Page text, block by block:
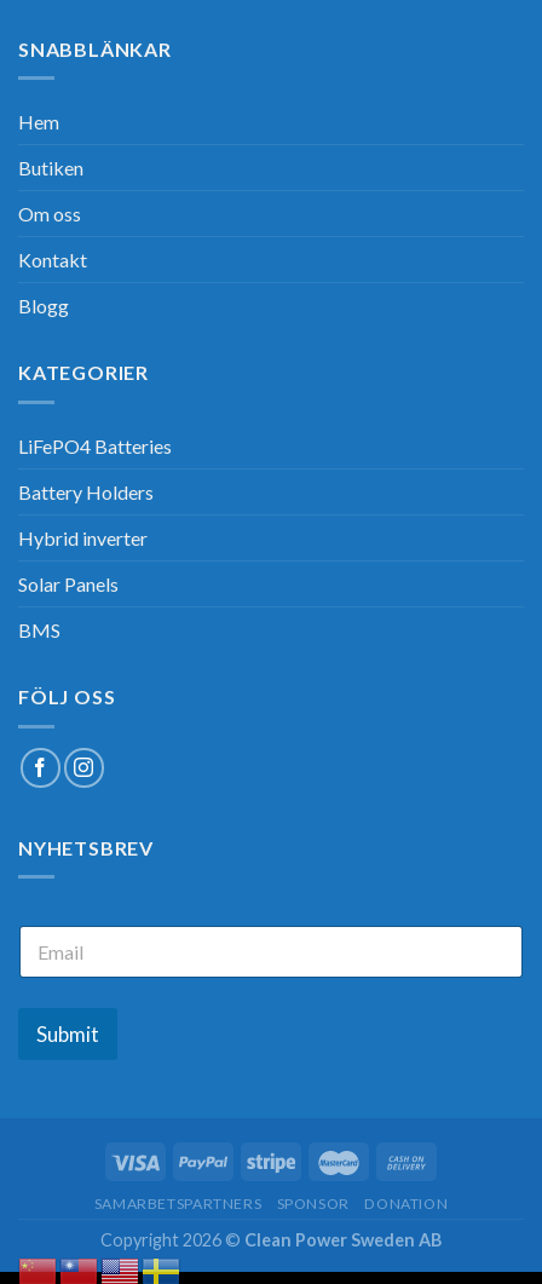
SNABBLÄNKAR
Hem
Butiken
Om oss
Kontakt
Blogg
KATEGORIER
LiFePO4 Batteries
Battery Holders
Hybrid inverter
Solar Panels
BMS
FÖLJ OSS
NYHETSBREV
E
a
Submit
SAMARBETSPARTNERS SPONSOR DONATION
Copyright 2026 © Clean Power Sweden AB